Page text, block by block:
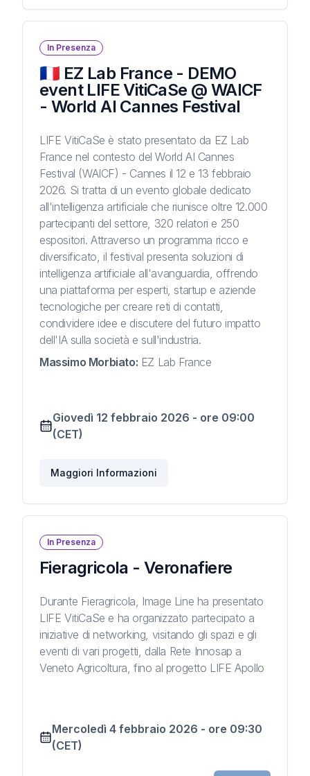
In Presenza
🇫🇷 EZ Lab France - DEMO
event LIFE VitiCaSe @ WAICF
- World AI Cannes Festival
LIFE VitiCaSe è stato presentato da EZ Lab
France nel contesto del World AI Cannes
Festival (WAICF) - Cannes il 12 e 13 febbraio
2026. Si tratta di un evento globale dedicato
all'intelligenza artificiale che riunisce oltre 12.000
partecipanti del settore, 320 relatori e 250
espositori. Attraverso un programma ricco e
diversificato, il festival presenta soluzioni di
intelligenza artificiale all'avanguardia, offrendo
una piattaforma per esperti, startup e aziende
tecnologiche per creare reti di contatti,
condividere idee e discutere del futuro impatto
dell'IA sulla società e sull'industria.
Massimo Morbiato: EZ Lab France
Giovedì 12 febbraio 2026 - ore 09:00
(CET)
Maggiori Informazioni
In Presenza
Fieragricola - Veronafiere
Durante Fieragricola, Image Line ha presentato
LIFE VitiCaSe e ha organizzato partecipato a
iniziative di networking, visitando gli spazi e gli
eventi di vari progetti, dalla Rete Innosap a
Veneto Agricoltura, fino al progetto LIFE Apollo
Mercoledì 4 febbraio 2026 - ore 09:30
(CET)